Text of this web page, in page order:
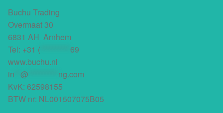
Buchu Trading
Overmaat 30
6831 AH Arnhem
Tel: +31 (
69
www.buchu.nl
in @
ng.com
KvK: 62598155
BTW nr: NL001507075B05